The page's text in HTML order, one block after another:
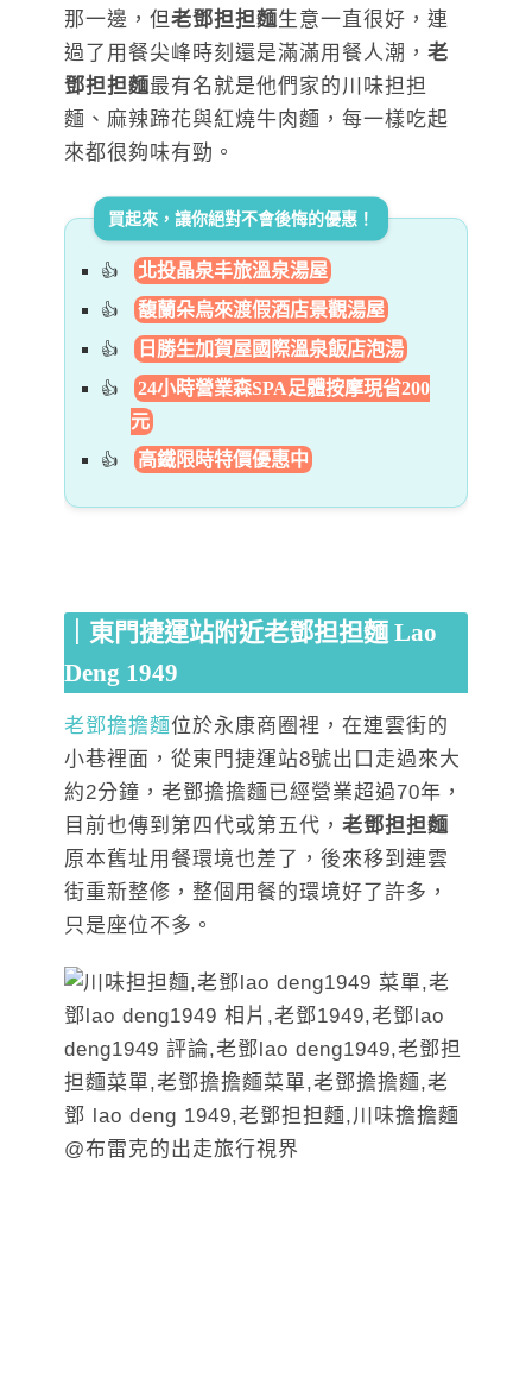
那一邊，但老鄧担担麵生意一直很好，連
過了用餐尖峰時刻還是滿滿用餐人潮， 老
鄧担担麵最有名就是他們家的川味担担
麵、麻辣蹄花與紅燒牛肉麵，每一樣吃起
來都很夠味有勁。
買起來，讓你絕對不會後悔的優惠！
北投晶泉丰旅溫泉湯屋
馥蘭朵烏來渡假酒店景觀湯屋
日勝生加賀屋國際溫泉飯店泡湯
24小時營業森SPA足體按摩現省200
元
高鐵限時特價優惠中
｜東門捷運站附近老鄧担担麵 Lao
Deng 1949
老鄧擔擔麵位於永康商圈裡，在連雲街的
小巷裡面，從東門捷運站8號出口走過來大
約2分鐘，老鄧擔擔麵已經營業超過70年，
目前也傳到第四代或第五代， 老鄧担担麵
原本舊址用餐環境也差了，後來移到連雲
街重新整修，整個用餐的環境好了許多，
只是座位不多。